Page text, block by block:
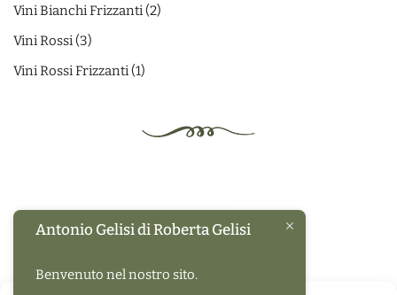
Vini Bianchi Frizzanti 2
Vini Rossi 3
Vini Rossi Frizzanti 1
Antonio Gelisi di Roberta Gelisi
Benvenuto nel nostro sito.